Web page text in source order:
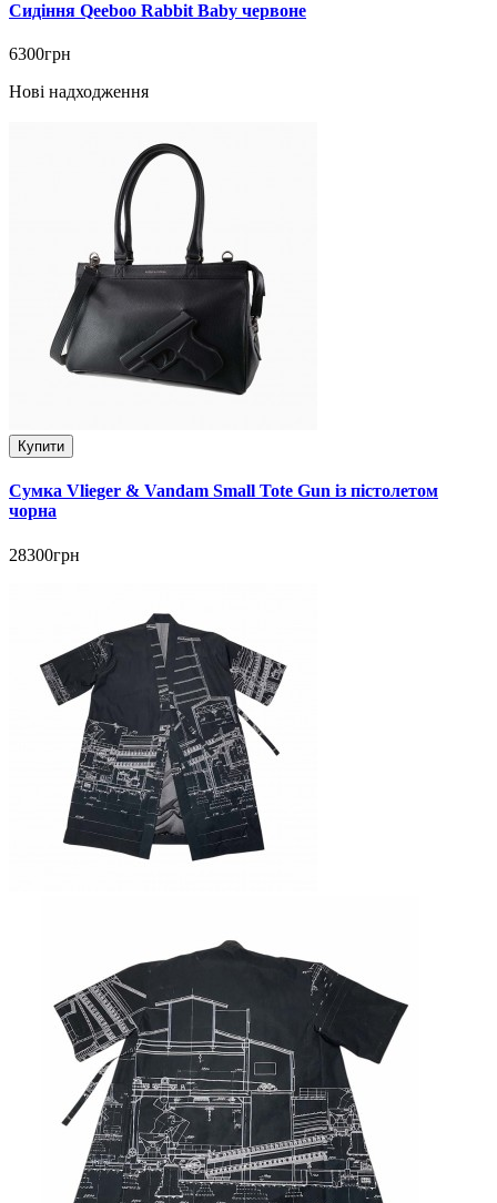
Сидіння Qeeboo Rabbit Baby червоне
6300грн
Нові надходження
Купити
Сумка Vlieger & Vandam Small Tote Gun із пістолетом
чорна
28300грн